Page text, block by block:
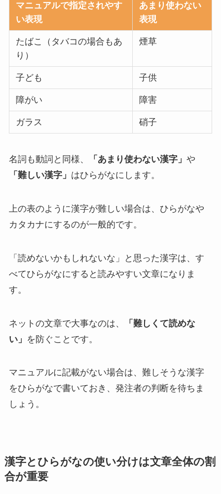
マニュアルで指定されやす
い表現
あまり使わない
表現
たばこ（タバコの場合もあ
り）
煙草
子ども 子供
障がい 障害
ガラス 硝子
名詞も動詞と同様、 「あまり使わない漢字」 や
「難しい漢字」 はひらがなにします。
上の表のように漢字が難しい場合は、ひらがなや
カタカナにするのが一般的です。
「読めないかもしれないな」と思った漢字は、す
べてひらがなにすると読みやすい文章になりま
す。
ネットの文章で大事なのは、
「難しくて読めな
い」 を防ぐことです。
マニュアルに記載がない場合は、難しそうな漢字
をひらがなで書いておき、発注者の判断を待ちま
しょう。
漢字とひらがなの使い分けは文章全体の割
合が重要